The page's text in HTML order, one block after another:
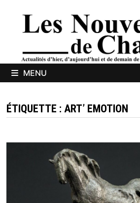
MENU
ÉTIQUETTE : ART’ EMOTION